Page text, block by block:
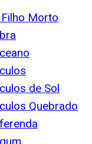
Morto
de Sol
Quebrado